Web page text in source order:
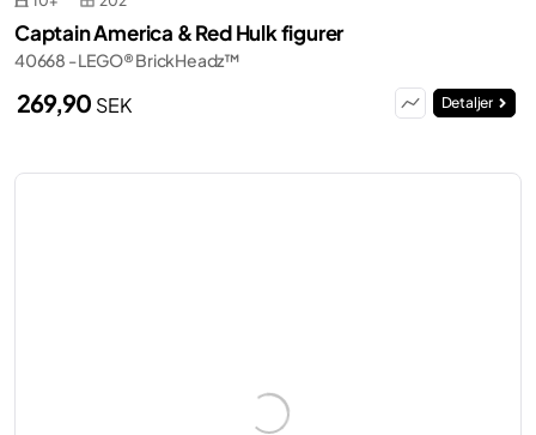
Captain America & Red Hulk figurer
40668 - LEGO® BrickHeadz™
269,90 SEK Detaljer